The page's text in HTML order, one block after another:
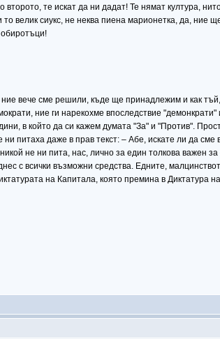
те искат да ни дадат! Те нямат култура,
велик сиукс, не неква пиена марионетка, да, ние
обиротъци!
вече сме решили, къде ще принадлежим и как
ние ги нарекохме впоследствие "демонкрати"
в който да си кажем думата "За" и "Против".
ни питаха даже в прав текст: – Абе, искате ли да
не ни пита, нас, лично за един толкова важен
с всички възможни средства. Едните,
на Капитала, която премина в Диктатура